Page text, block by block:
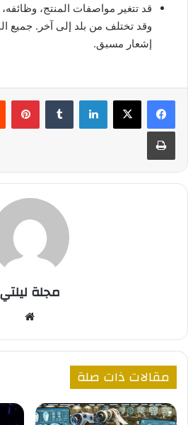
قد تتغير مواصفات المنتج،
وقد تختلف من بلد إلى آخر. جميع
إشعار مسبق.
لينكدإن
طباعة
مجلة ليلتي
مقالات ذات صلة